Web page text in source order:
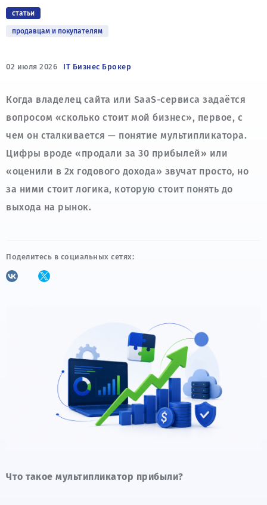
статьи
продавцам и покупателям
02 июля 2026 IT Бизнес Брокер
Когда владелец сайта или SaaS-сервиса задаётся
вопросом «сколько стоит мой бизнес», первое, с
чем он сталкивается — понятие мультипликатора.
Цифры вроде «продали за 30 прибылей» или
«оценили в 2x годового дохода» звучат просто, но
за ними стоит логика, которую стоит понять до
выхода на рынок.
Поделитесь в социальных сетях:
Что такое мультипликатор прибыли?